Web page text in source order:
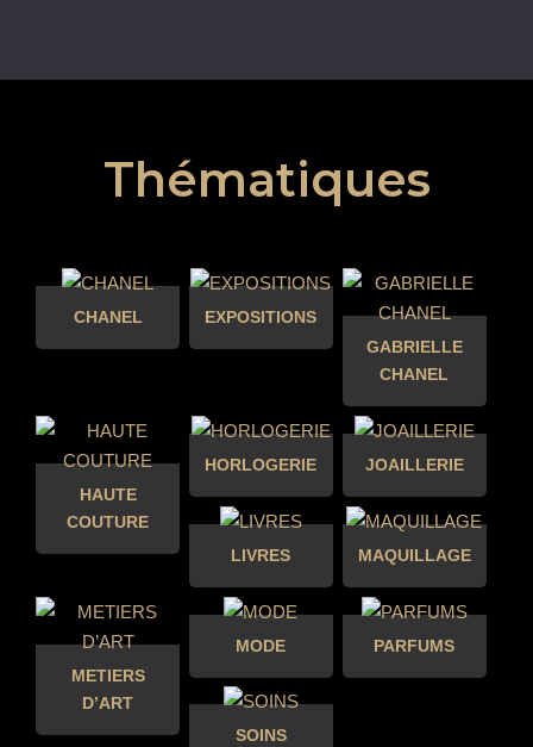
Thématiques
CHANEL
EXPOSITIONS
GABRIELLE
CHANEL
HAUTE
COUTURE
HORLOGERIE JOAILLERIE
LIVRES MAQUILLAGE
METIERS
D’ART
MODE PARFUMS
SOINS